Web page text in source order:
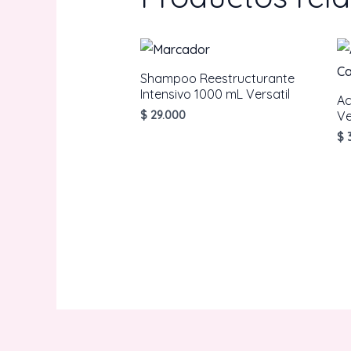
Shampoo Reestructurante
Intensivo 1000 mL Versatil
$29.000
$